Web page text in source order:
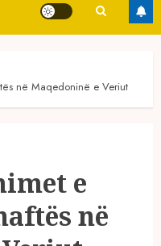
në Maqedoninë e Veriut
e
në